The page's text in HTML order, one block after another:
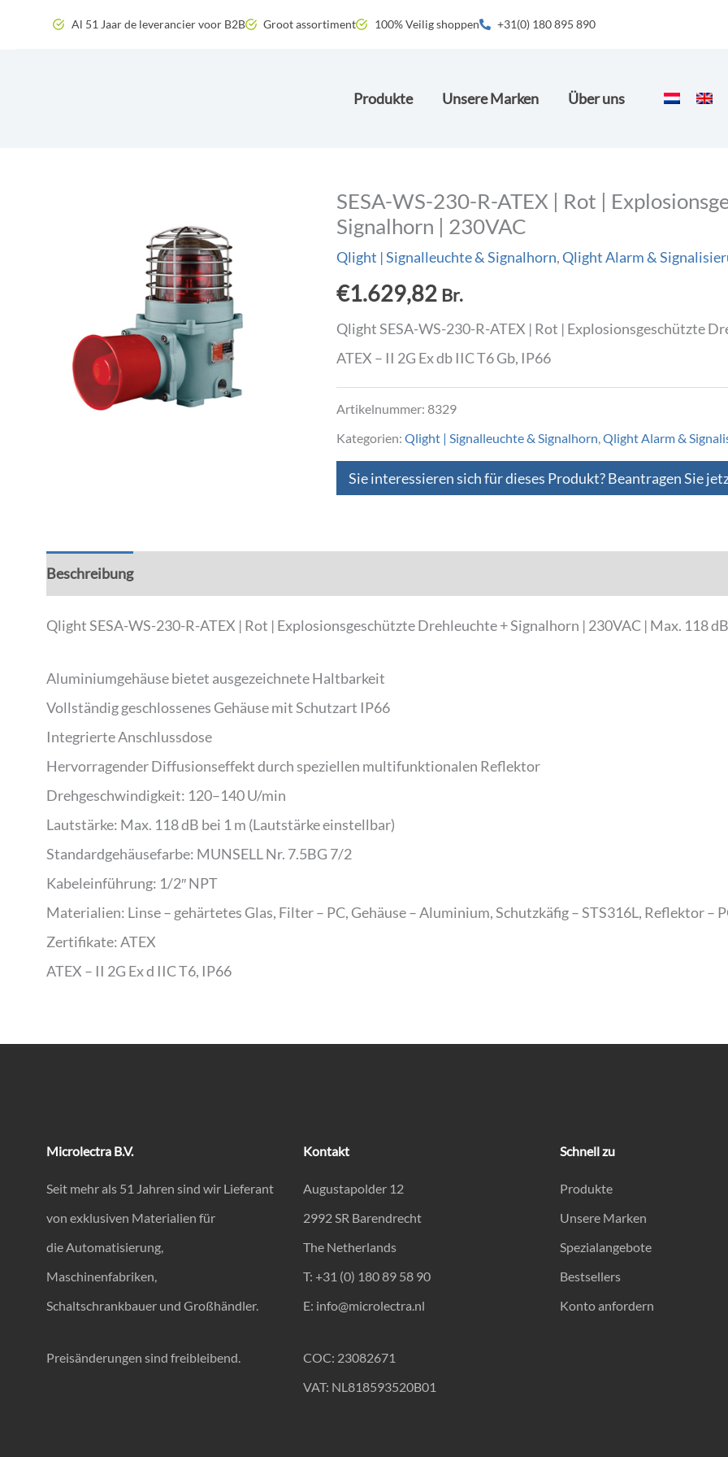
Al 51 Jaar de leverancier voor B2B Groot assortiment 100% Veilig shoppen +31(0) 180 895 890
Produkte Unsere Marken Über uns
SESA-WS-230-R-ATEX | Rot |
Signalhorn | 230VAC
Qlight | Signalleuchte & Signalhorn,Qlight Alarm &
€1.629,82 Br.
Qlight SESA-WS-230-R-ATEX | Rot | Explosionsgeschützte
ATEX – II 2G Ex db IIC T6 Gb, IP66
Artikelnummer: 8329
Kategorien: Qlight | Signalleuchte & Signalhorn,Qlight Alarm &
Sie interessieren sich für dieses Produkt? Beantragen Sie
Beschreibung
Qlight SESA-WS-230-R-ATEX | Rot | Explosionsgeschützte Drehleuchte + Signalhorn | 230VAC | Max. 118
Aluminiumgehäuse bietet ausgezeichnete Haltbarkeit
Vollständig geschlossenes Gehäuse mit Schutzart IP66
Integrierte Anschlussdose
Hervorragender Diffusionseffekt durch speziellen multifunktionalen Reflektor
Drehgeschwindigkeit: 120–140 U/min
Lautstärke: Max. 118 dB bei 1 m (Lautstärke einstellbar)
Standardgehäusefarbe: MUNSELL Nr. 7.5BG 7/2
Kabeleinführung: 1/2″ NPT
Materialien: Linse – gehärtetes Glas, Filter – PC, Gehäuse – Aluminium, Schutzkäfig – STS316L, Reflektor –
Zertifikate: ATEX
ATEX – II 2G Ex d IIC T6, IP66
Microlectra B.V.
Seit mehr als 51 Jahren sind wir Lieferant
von exklusiven Materialien für
die Automatisierung,
Maschinenfabriken,
Schaltschrankbauer und Großhändler.
Preisänderungen sind freibleibend.
Kontakt
Augustapolder 12
2992 SR Barendrecht
The Netherlands
T: +31 (0) 180 89 58 90
E: info@microlectra.nl
COC: 23082671
VAT: NL818593520B01
Schnell zu
Produkte
Unsere Marken
Spezialangebote
Bestsellers
Konto anfordern